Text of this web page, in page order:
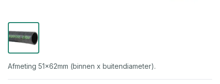
Afmeting 51x62mm (binnen x buitendiameter).